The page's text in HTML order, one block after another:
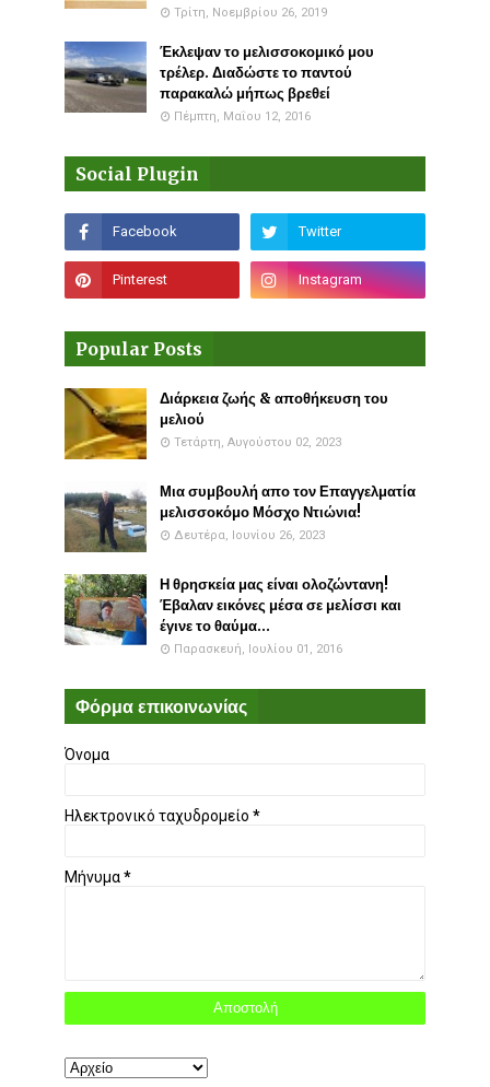
Τρίτη, Νοεμβρίου 26, 2019
Έκλεψαν το μελισσοκομικό μου
τρέλερ. Διαδώστε το παντού
παρακαλώ μήπως βρεθεί
Πέμπτη, Μαΐου 12, 2016
Social Plugin
Popular Posts
Διάρκεια ζωής & αποθήκευση του
μελιού
Τετάρτη, Αυγούστου 02, 2023
Μια συμβουλή απο τον Επαγγελματία
μελισσοκόμο Μόσχο Ντιώνια!
Δευτέρα, Ιουνίου 26, 2023
Η θρησκεία μας είναι ολοζώντανη!
Έβαλαν εικόνες μέσα σε μελίσσι και
έγινε το θαύμα...
Παρασκευή, Ιουλίου 01, 2016
Φόρμα επικοινωνίας
Όνομα
Ηλεκτρονικό ταχυδρομείο *
Μήνυμα*